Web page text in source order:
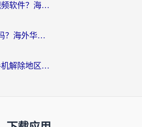
在国外怎么看咪咕视频软件？海外党亲测有效的回国加速方案
12123在国外能登录吗？海外华人必看的回国加速实用指南
海外党追剧必备：手机解除地区限制app怎么选？解决央视视频&国内剧地区限制全指南